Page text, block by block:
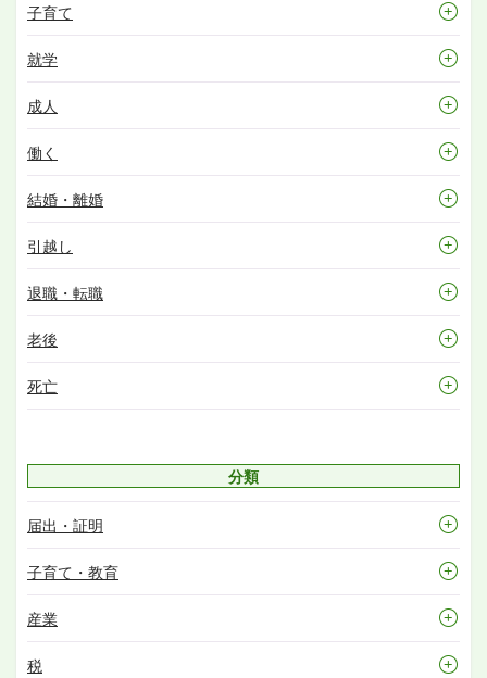
子育て
就学
成人
働く
結婚・離婚
引越し
退職・転職
老後
死亡
分類
届出・証明
子育て・教育
産業
税